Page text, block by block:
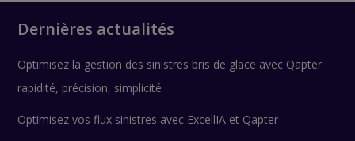
Dernières actualités
Optimisez la gestion des sinistres bris de glace avec Qapter :
rapidité, précision, simplicité
Optimisez vos flux sinistres avec ExcellIA et Qapter